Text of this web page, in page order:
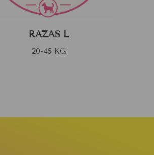
RAZAS L
20-45 KG
pequeños / hembras)
Doberman
Pitbull / American
Staffordshire